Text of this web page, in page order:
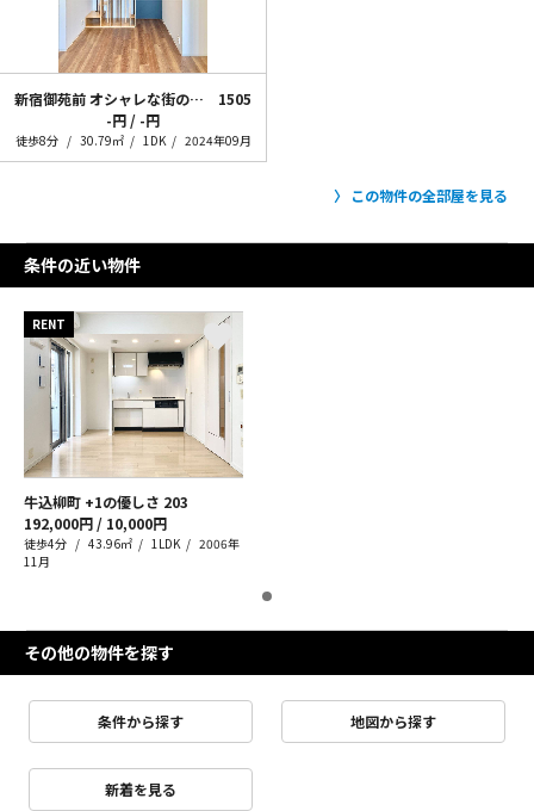
新宿御苑前 オシャレな街の住人~+loft~
1505
-円 / -円
徒歩8分 30.79㎡ 1DK 2024年09月
この物件の全部屋を見る
条件の近い物件
RENT
牛込柳町 +1の優しさ 203
192,000円 / 10,000円
徒歩4分 43.96㎡ 1LDK
2006年
11月
その他の物件を探す
条件から探す 地図から探す
新着を見る